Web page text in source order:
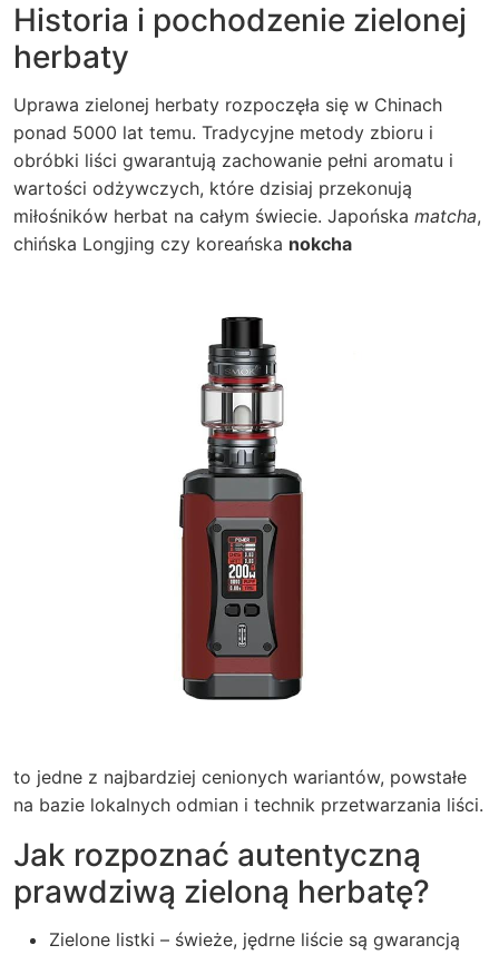
Historia i pochodzenie zielonej
herbaty
Uprawa zielonej herbaty rozpoczęła się w Chinach
ponad 5000 lat temu. Tradycyjne metody zbioru i
obróbki liści gwarantują zachowanie pełni aromatu i
wartości odżywczych, które dzisiaj przekonują
miłośników herbat na całym świecie. Japońska matcha,
chińska Longjing czy koreańska nokcha
to jedne z najbardziej cenionych wariantów, powstałe
na bazie lokalnych odmian i technik przetwarzania liści.
Jak rozpoznać autentyczną
prawdziwą zieloną herbatę?
Zielone listki – świeże, jędrne liście są gwarancją